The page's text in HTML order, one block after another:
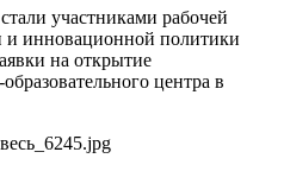
участниками рабочей
и инновационной политики
на открытие
центра в